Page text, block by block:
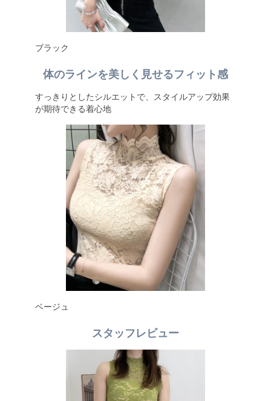
ブラック
体のラインを美しく見せるフィット感
すっきりとしたシルエットで、スタイルアップ効果
が期待できる着心地
ベージュ
スタッフレビュー